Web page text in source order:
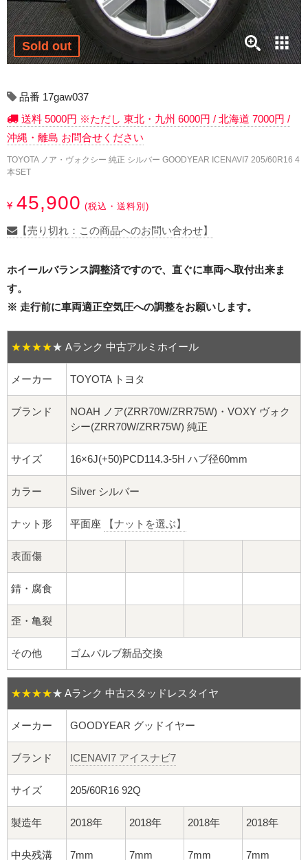
19インチ：冬タイヤホイール
20インチ：冬タイヤホイール
13インチ：夏タイヤホイール
14インチ：夏タイヤホイール
15インチ：夏タイヤホイール
17インチ：夏タイヤホイール
18インチ：夏タイヤホイール
19インチ：夏タイヤホイール
20インチ：夏タイヤホイール
ホイールナット
ショート平面ナット
球面座ナット
ロング球面ナット
ショート球面ナット
貫通ナット
袋ナット
ロング袋ナット
ショート袋ナット
スチール鉄ホイール
持ち込み交換工賃
Sold out
品番 17gaw037
送料 5000円 ※ただし 東北・九州 6000円 / 北海道 7000円 /
沖縄・離島 お問合せください
TOYOTA ノア・ヴォクシー 純正 シルバー GOODYEAR ICENAVI7 205/60R16 4
本SET
¥ 45,900 (税込・送料別)
【売り切れ：この商品へのお問い合わせ】
ホイールバランス調整済ですので、直ぐに車両へ取付出来ま
す。
※ 走行前に車両適正空気圧への調整をお願いします。
★★★★★ Aランク 中古アルミホイール
メーカー TOYOTA トヨタ
ブランド
NOAH ノア(ZRR70W/ZRR75W)・VOXY ヴォク
シー(ZRR70W/ZRR75W) 純正
サイズ 16×6J(+50)PCD114.3-5H ハブ径60mm
カラー Silver シルバー
ナット形 平面座 【ナットを選ぶ】
表面傷
錆・腐食
歪・亀裂
その他 ゴムバルブ新品交換
★★★★★ Aランク 中古スタッドレスタイヤ
メーカー GOODYEAR グッドイヤー
ブランド ICENAVI7 アイスナビ7
サイズ 205/60R16 92Q
製造年 2018年 2018年 2018年 2018年
中央残溝 7mm 7mm 7mm 7mm